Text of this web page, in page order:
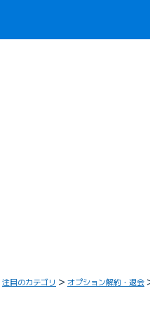
注目のカテゴリ オプション解約・退会